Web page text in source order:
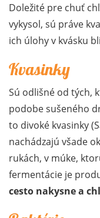
Doležité pre chuť
vykysol, sú práve
ich úlohy v kvásku
Kvasinky
Sú odlišné od tých,
podobe sušeného
to divoké kvasinky
nachádzajú všade
rukách, v múke,
fermentácie je
cesto nakysne a